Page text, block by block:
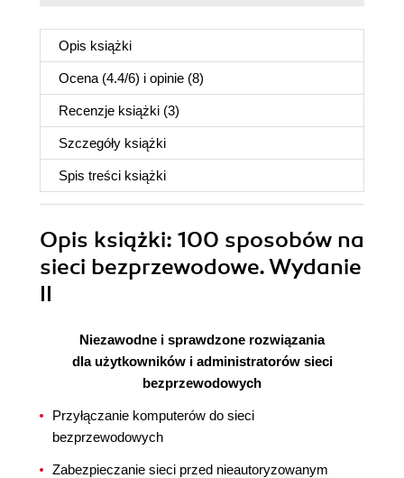
Opis książki
Ocena (4.4/6) i opinie (8)
Recenzje książki (3)
Szczegóły książki
Spis treści książki
Opis książki: 100 sposobów na
sieci bezprzewodowe. Wydanie
II
Niezawodne i sprawdzone rozwiązania
dla użytkowników i administratorów sieci
bezprzewodowych
Przyłączanie komputerów do sieci
bezprzewodowych
Zabezpieczanie sieci przed nieautoryzowanym